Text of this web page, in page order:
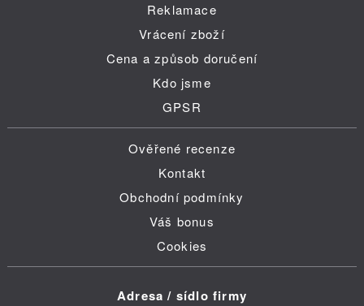
Reklamace
Vrácení zboží
Cena a způsob doručení
Kdo jsme
GPSR
Ověřené recenze
Kontakt
Obchodní podmínky
Váš bonus
Cookies
Adresa / sídlo firmy